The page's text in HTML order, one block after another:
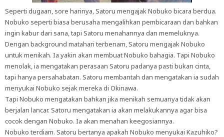
Seperti dugaan, sore harinya, Satoru mengajak Nobuko bicara berdua.
Nobuko seperti biasa berusaha mengalihkan pembicaraan dan bahkan
ingin kabur dari sana, tapi Satoru menahannya dan memeluknya.
Dengan background matahari terbenam, Satoru mengajak Nobuko
untuk menikah. Ia yakin akan membuat Nobuko bahagia. Tapi Nobuko
menolak, ia mengatakan perasaan Satoru padanya pasti bukan cinta,
tapi hanya persahabatan. Satoru membantah dan mengatakan ia sudah
menyukai Nobuko sejak mereka di Okinawa.
Tapi Nobuko mengatakan bahkan jika menikah semuanya tidak akan
berjalan lancar. Satoru mengatakan ia akan melakukannya agar bisa
cocok dengan Nobuko. Ia akan menahan keegosiannya.
Nobuko terdiam. Satoru bertanya apakah Nobuko menyukai Kazuhiko?